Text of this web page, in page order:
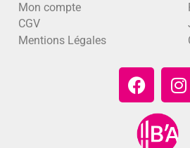
Mon compte
CGV
Mentions Légales